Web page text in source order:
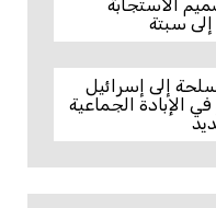
الاستجابة
سبتة
إلى إسرائيل
الإبادة الجماعية